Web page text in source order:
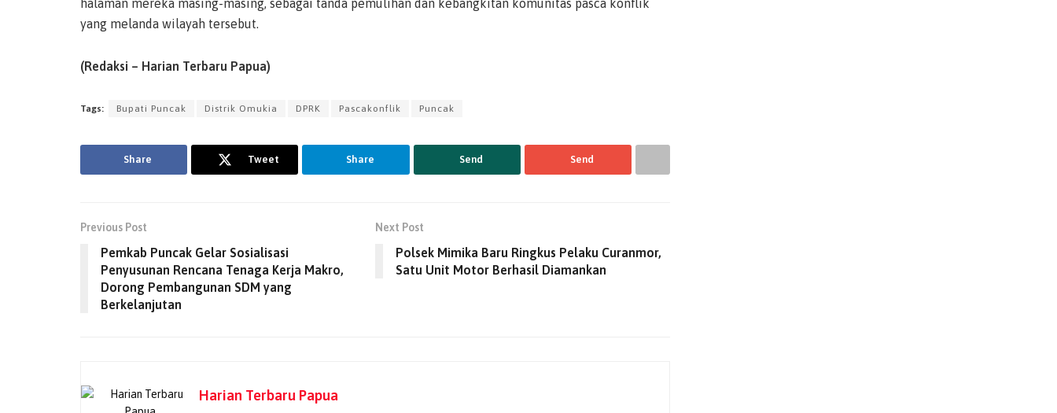
halaman mereka masing-masing, sebagai tanda pemulihan dan kebangkitan komunitas pasca konflik
yang melanda wilayah tersebut.
(Redaksi – Harian Terbaru Papua)
Tags: Bupati Puncak Distrik Omukia DPRK Pascakonflik Puncak
Share Tweet Share Send Send
Previous Post
Pemkab Puncak Gelar Sosialisasi
Penyusunan Rencana Tenaga Kerja Makro,
Dorong Pembangunan SDM yang
Berkelanjutan
Next Post
Polsek Mimika Baru Ringkus Pelaku Curanmor,
Satu Unit Motor Berhasil Diamankan
Harian Terbaru Papua